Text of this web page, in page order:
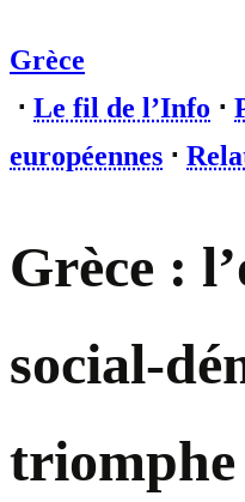
Grèce
⋅ Le fil de l’Info ⋅
européennes ⋅
Grèce :
social-